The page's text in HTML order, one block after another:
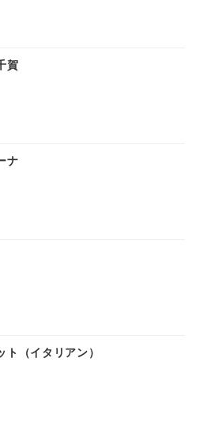
賀
ナ
ト（イタリアン）